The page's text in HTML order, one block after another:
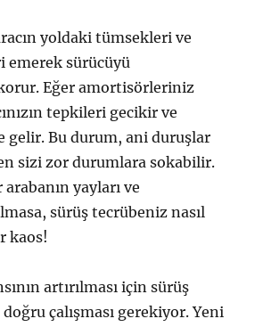
yoldaki tümsekleri ve
emerek sürücüyü
Eğer amortisörleriniz
tepkileri gecikir ve
gelir. Bu durum, ani duruşlar
sizi zor durumlara sokabilir.
yayları ve
sürüş tecrübeniz nasıl
kaos!
artırılması için sürüş
çalışması gerekiyor. Yeni